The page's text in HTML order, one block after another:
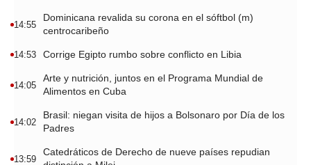
14:55
Dominicana revalida su corona en el sóftbol (m)
centrocaribeño
14:53 Corrige Egipto rumbo sobre conflicto en Libia
14:05
Arte y nutrición, juntos en el Programa Mundial de
Alimentos en Cuba
14:02
Brasil: niegan visita de hijos a Bolsonaro por Día de los
Padres
13:59
Catedráticos de Derecho de nueve países repudian